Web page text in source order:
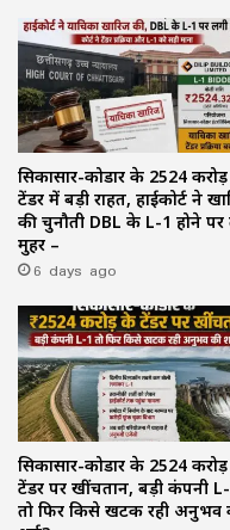
सिकासार-कोडार के ₹2524 करोड़
टेंडर में बड़ी राहत, हाईकोर्ट ने
की चुनौती DBL के L-1 होने पर
मुहर –
6 days ago
सिकासार-कोडार के ₹2524
टेंडर पर खींचतान, बड़ी कंपनी
तो फिर किसे खटक रही अनुभव